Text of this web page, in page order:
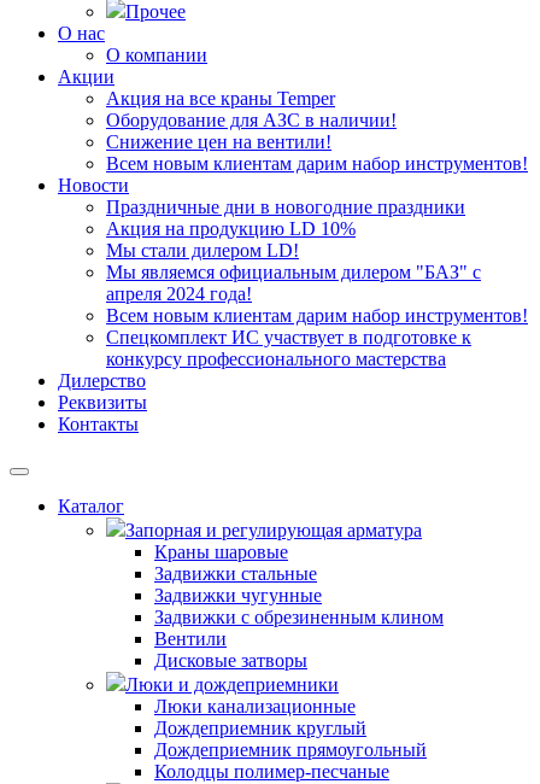
Прочее
О нас
О компании
Акции
Акция на все краны Temper
Оборудование для АЗС в наличии!
Снижение цен на вентили!
Всем новым клиентам дарим набор инструментов!
Новости
Праздничные дни в новогодние праздники
Акция на продукцию LD 10%
Мы стали дилером LD!
Мы являемся официальным дилером "БАЗ" с
апреля 2024 года!
Всем новым клиентам дарим набор инструментов!
Спецкомплект ИС участвует в подготовке к
конкурсу профессионального мастерства
Дилерство
Реквизиты
Контакты
Каталог
Запорная и регулирующая арматура
Краны шаровые
Задвижки стальные
Задвижки чугунные
Задвижки с обрезиненным клином
Вентили
Дисковые затворы
Люки и дождеприемники
Люки канализационные
Дождеприемник круглый
Дождеприемник прямоугольный
Колодцы полимер-песчаные